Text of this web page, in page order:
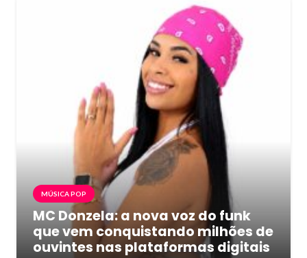
MÚSICA POP
MC Donzela: a nova voz do funk
que vem conquistando milhões de
ouvintes nas plataformas digitais